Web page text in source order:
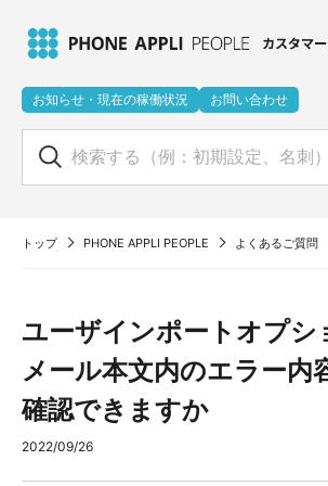
お知らせ・現在の稼働状況 お問い合わせ
トップ PHONE APPLI PEOPLE よくあるご質問
ユーザインポートオプシ
メール本文内のエラー内
確認できますか
2022/09/26